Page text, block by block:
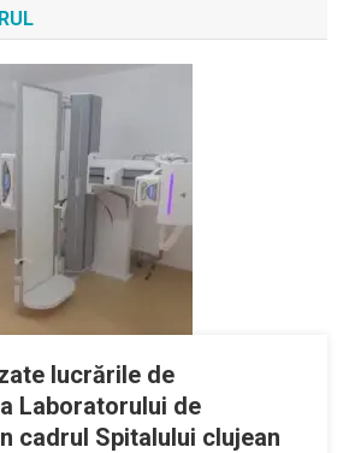
lucrările de
Laboratorului de
cadrul Spitalului clujean